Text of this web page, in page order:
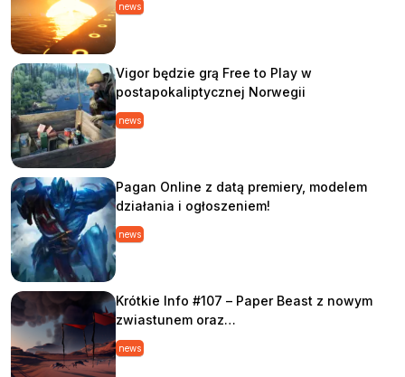
news
Vigor będzie grą Free to Play w
postapokaliptycznej Norwegii
news
Pagan Online z datą premiery, modelem
działania i ogłoszeniem!
news
Krótkie Info #107 – Paper Beast z nowym
zwiastunem oraz…
news